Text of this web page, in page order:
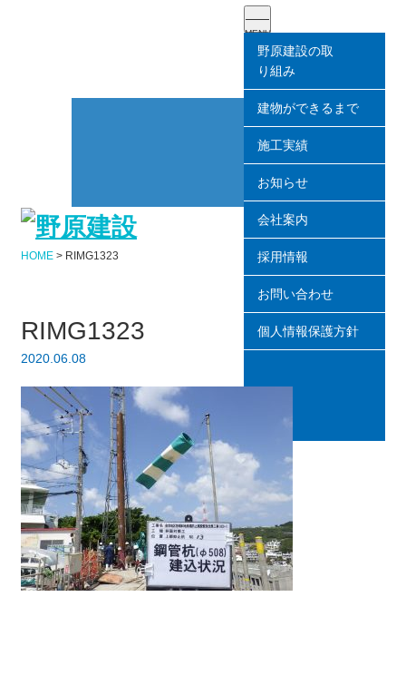
野原建設の取
り組み
建物ができるまで
施工実績
お知らせ
会社案内
採用情報
お問い合わせ
個人情報保護方針
HOME > RIMG1323
RIMG1323
2020.06.08